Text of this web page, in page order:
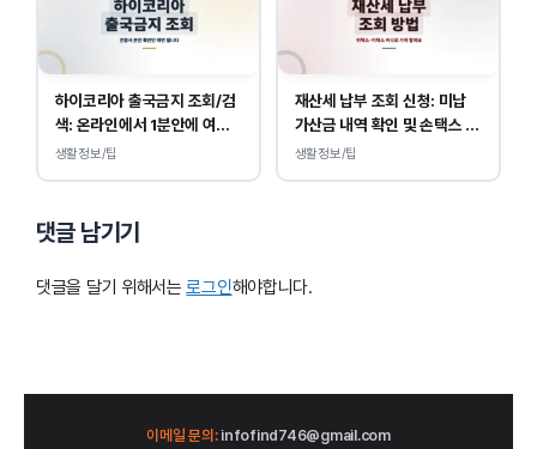
하이코리아 출국금지 조회/검
색: 온라인에서 1분안에 여부
확인 하는 방법
생활정보/팁
재산세 납부 조회 신청: 미납
가산금 내역 확인 및 손택스 이
택스 경로 안내
생활정보/팁
댓글 남기기
댓글을 달기 위해서는 로그인해야합니다.
이메일 문의:infofind746@gmail.com